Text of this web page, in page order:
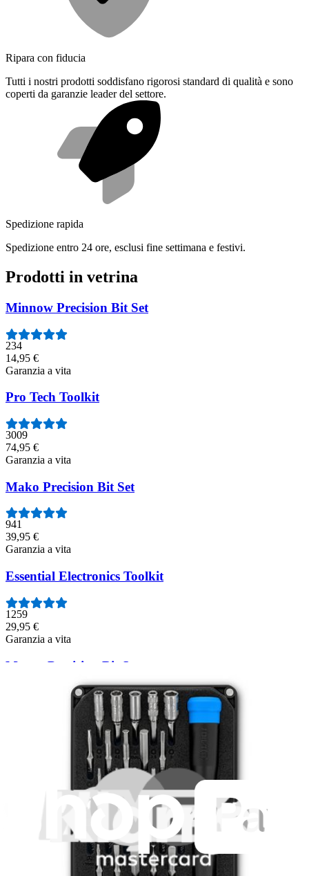
Ripara con fiducia
Tutti i nostri prodotti soddisfano rigorosi standard di qualità e sono
coperti da garanzie leader del settore.
Spedizione rapida
Spedizione entro 24 ore, esclusi fine settimana e festivi.
Prodotti in vetrina
Minnow Precision Bit Set
234
14,95 €
Garanzia a vita
Pro Tech Toolkit
3009
74,95 €
Garanzia a vita
Mako Precision Bit Set
941
39,95 €
Garanzia a vita
Essential Electronics Toolkit
1259
29,95 €
Garanzia a vita
Moray Precision Bit Set